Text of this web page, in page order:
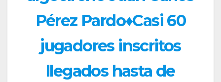
Pérez Pardo♦Casi 60
jugadores inscritos
llegados hasta de